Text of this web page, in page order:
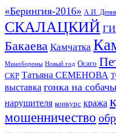
«Берингия-2016» А.И.
СКАЛАЦКИЙ
Бакаева Камчатка
Минобороны Новый год Осаго
СКР Татьяна СЕМЕНОВА
выставка гонка на
нарушителя конкурс кража
мошенничество